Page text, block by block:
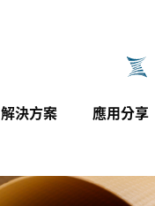
解決方案 應用分享